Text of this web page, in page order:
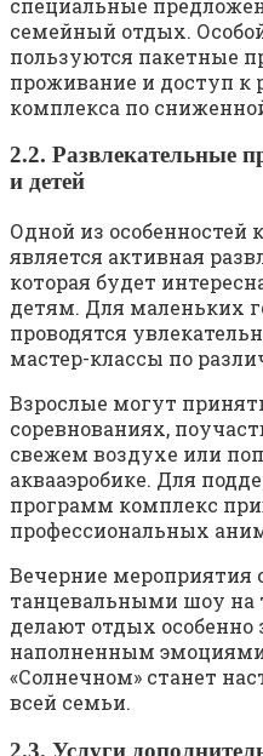
специальные
семейный отдых.
пользуются пакетные
проживание и доступ
комплекса по
2.2. Развлекательные
и детей
Одной из особенностей
является активная
которая будет
детям. Для маленьких
проводятся
мастер-классы по
Взрослые могут
соревнованиях,
свежем воздухе или
аквааэробике. Для
программ комплекс
профессиональных
Вечерние
танцевальными шоу на
делают отдых
наполненным
«Солнечном» станет
всей семьи.
2.3. Услуги